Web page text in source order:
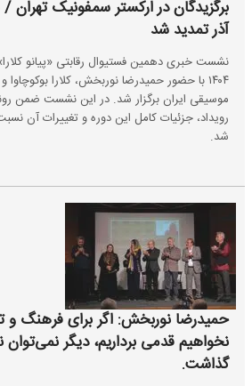
آذر تمدید شد
۱۴۰۴ با حضور حمیدرضا نوربخش، کلارا
موسیقی ایران برگزار شد. در این نشست ضمن
رویداد، جزئیات کامل این دوره و تغییرات آن
شد.
حمیدرضا نوربخش: اگر برای فرهنگ و
نخواهیم قدمی برداریم، دیگر نمی‌توان
گذاشت.